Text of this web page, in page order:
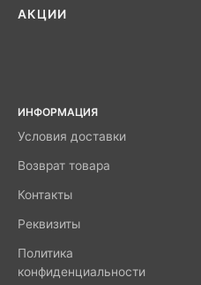
АКЦИИ
ИНФОРМАЦИЯ
Условия доставки
Возврат товара
Контакты
Реквизиты
Политика
конфиденциальности